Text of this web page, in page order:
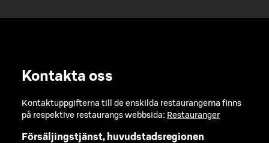
Kontakta oss
Kontaktuppgifterna till de enskilda restaurangerna finns
på respektive restaurangs webbsida: Restauranger
Försäljingstjänst, huvudstadsregionen